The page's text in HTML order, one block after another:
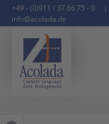
+49 - (0)911 / 37 66 75 - 0
|
info@acolada.de